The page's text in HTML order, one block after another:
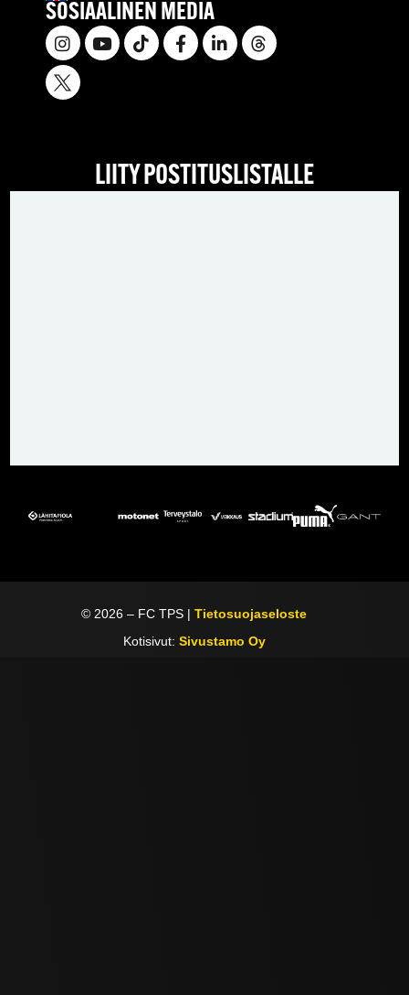
SOSIAALINEN MEDIA
LIITY POSTITUSLISTALLE
© 2026 – FC TPS |Tietosuojaseloste
Kotisivut: Sivustamo Oy